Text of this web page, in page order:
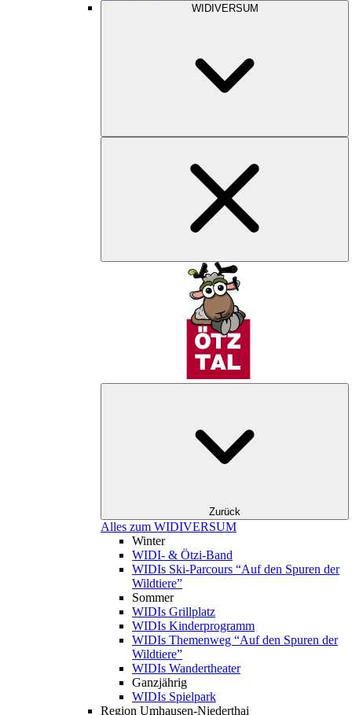
WIDIVERSUM
Zurück
Alles zum WIDIVERSUM
Winter
WIDI- & Ötzi-Band
WIDIs Ski-Parcours “Auf den Spuren der
Wildtiere”
Sommer
WIDIs Grillplatz
WIDIs Kinderprogramm
WIDIs Themenweg “Auf den Spuren der
Wildtiere”
WIDIs Wandertheater
Ganzjährig
WIDIs Spielpark
Region Umhausen-Niederthai